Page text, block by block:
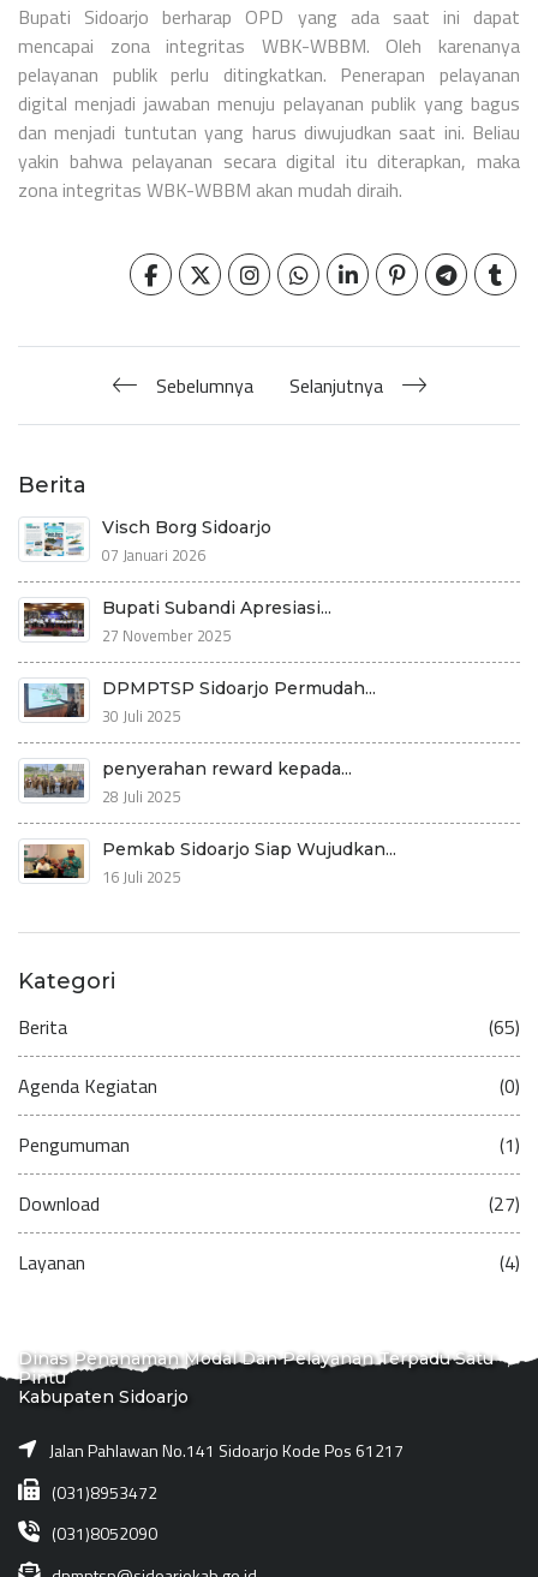
Bupati Sidoarjo berharap OPD yang ada saat ini dapat
mencapai zona integritas WBK-WBBM. Oleh karenanya
pelayanan publik perlu ditingkatkan. Penerapan pelayanan
digital menjadi jawaban menuju pelayanan publik yang bagus
dan menjadi tuntutan yang harus diwujudkan saat ini. Beliau
yakin bahwa pelayanan secara digital itu diterapkan, maka
zona integritas WBK-WBBM akan mudah diraih.
Sebelumnya Selanjutnya
Berita
Visch Borg Sidoarjo
07 Januari 2026
Bupati Subandi Apresiasi...
27 November 2025
DPMPTSP Sidoarjo Permudah...
30 Juli 2025
penyerahan reward kepada...
28 Juli 2025
Pemkab Sidoarjo Siap Wujudkan...
16 Juli 2025
Kategori
Berita (65)
Agenda Kegiatan (0)
Pengumuman (1)
Download (27)
Layanan (4)
Dinas Penanaman Modal Dan Pelayanan Terpadu Satu
Pintu
Kabupaten Sidoarjo
Jalan Pahlawan No.141 Sidoarjo Kode Pos 61217
(031)8953472
(031)8052090